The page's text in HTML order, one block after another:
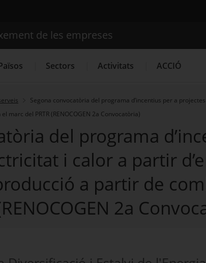
Cercador
de les empreses
Sectors Activitats ACCIÓ
Segona convocatòria del programa d’incentius per a
marc del PRTR (RENOCOGEN 2a Convocatòria)
del programa
i calor a partir
a partir de
2a